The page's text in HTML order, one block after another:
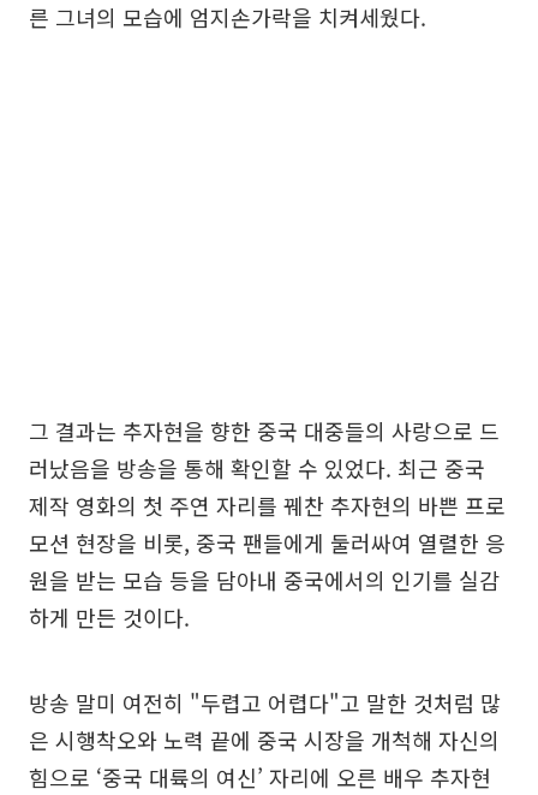
른 그녀의 모습에 엄지손가락을 치켜세웠다.
그 결과는 추자현을 향한 중국 대중들의 사랑으로 드
러났음을 방송을 통해 확인할 수 있었다. 최근 중국
제작 영화의 첫 주연 자리를 꿰찬 추자현의 바쁜 프로
모션 현장을 비롯, 중국 팬들에게 둘러싸여 열렬한 응
원을 받는 모습 등을 담아내 중국에서의 인기를 실감
하게 만든 것이다.
방송 말미 여전히 "두렵고 어렵다"고 말한 것처럼 많
은 시행착오와 노력 끝에 중국 시장을 개척해 자신의
힘으로 ‘중국 대륙의 여신’ 자리에 오른 배우 추자현